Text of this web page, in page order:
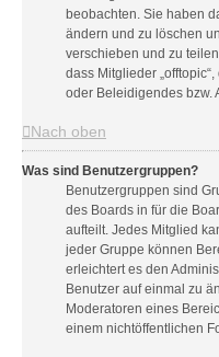
beobachten. Sie haben
ändern und zu löschen
verschieben und zu
dass Mitglieder
oder Beleidigendes bzw.
Nach oben
Was sind Benutzergruppen?
Benutzergruppen sind
des Boards in für die
aufteilt. Jedes Mitglied
jeder Gruppe können
erleichtert es den
Benutzer auf einmal zu
Moderatoren eines
einem nichtöffentlichen